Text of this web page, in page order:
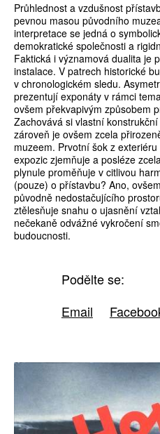
Průhlednost a vzdušnost
pevnou masou původního
interpretace se jedná o
demokratické společnosti a
Faktická i významová dualita je
instalace. V patrech historické
v chronologickém sledu.
prezentují exponáty v rámci
ovšem překvapivým způsobem
Zachovává si vlastní
zároveň je ovšem zcela
muzeem. Prvotní šok z
expozic zjemňuje a posléze
plynule proměňuje v citlivou
(pouze) o přístavbu? Ano,
původně nedostačujícího
ztělesňuje snahu o ujasnění
nečekaně odvážné vykročení
budoucnosti.
Podělte se:
Email